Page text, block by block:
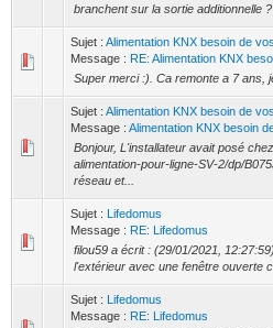
branchent sur la sortie additionnelle ?
Sujet : Alimentation KNX besoin de
Message : RE: Alimentation KNX
Super merci :). Ca remonte a 7 ans,
Sujet : Alimentation KNX besoin de
Message : Alimentation KNX besoin
Bonjour, L'installateur avait posé
alimentation-pour-ligne-SV-2/dp/
réseau et...
Sujet : Lifedomus
Message : RE: Lifedomus
filou59 a écrit : (29/01/2021,
l'extérieur avec une fenêtre ouverte
Sujet : Lifedomus
Message : RE: Lifedomus